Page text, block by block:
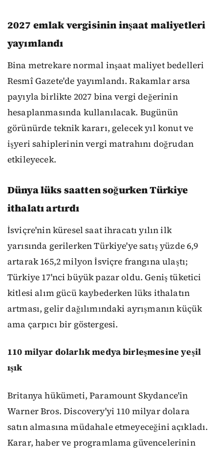
2027 emlak vergisinin inşaat maliyetleri
yayımlandı
Bina metrekare normal inşaat maliyet bedelleri
Resmî Gazete'de yayımlandı. Rakamlar arsa
payıyla birlikte 2027 bina vergi değerinin
hesaplanmasında kullanılacak. Bugünün
görünürde teknik kararı, gelecek yıl konut ve
işyeri sahiplerinin vergi matrahını doğrudan
etkileyecek.
Dünya lüks saatten soğurken Türkiye
ithalatı artırdı
İsviçre'nin küresel saat ihracatı yılın ilk
yarısında gerilerken Türkiye'ye satış yüzde 6,9
artarak 165,2 milyon İsviçre frangına ulaştı;
Türkiye 17'nci büyük pazar oldu. Geniş tüketici
kitlesi alım gücü kaybederken lüks ithalatın
artması, gelir dağılımındaki ayrışmanın küçük
ama çarpıcı bir göstergesi.
110 milyar dolarlık medya birleşmesine yeşil
ışık
Britanya hükümeti, Paramount Skydance'in
Warner Bros. Discovery'yi 110 milyar dolara
satın almasına müdahale etmeyeceğini açıkladı.
Karar, haber ve programlama güvencelerinin